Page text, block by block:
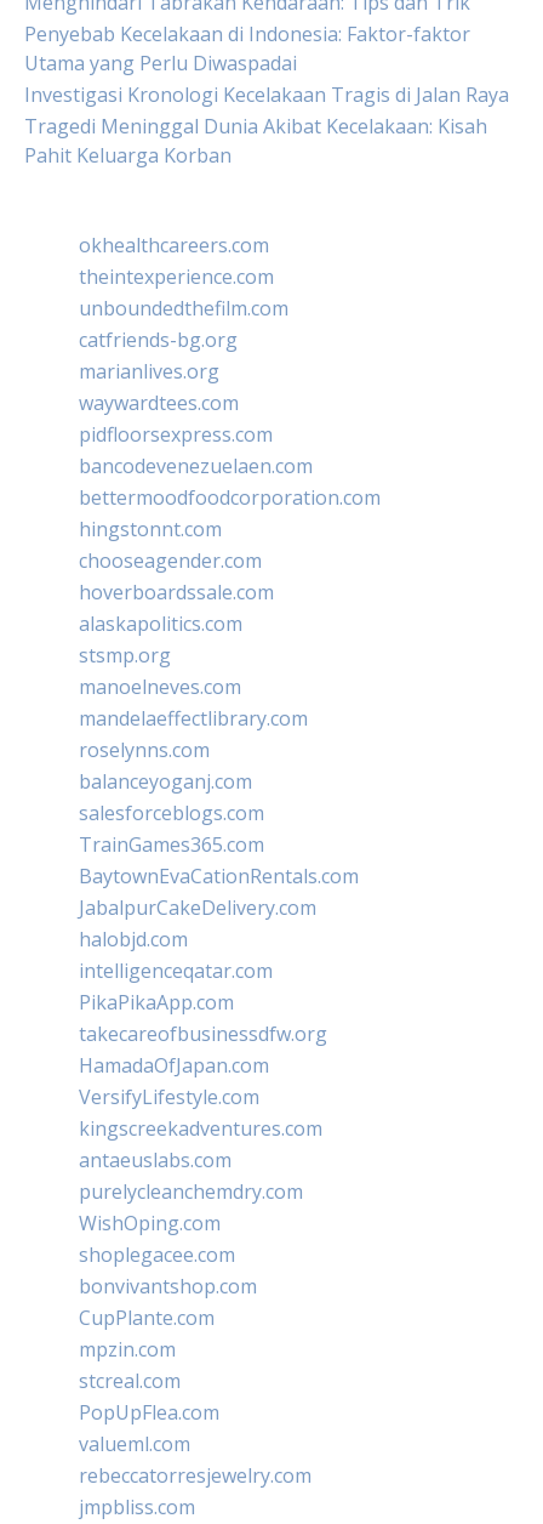
Penyebab Kecelakaan di Indonesia: Faktor-faktor
Utama yang Perlu Diwaspadai
Investigasi Kronologi Kecelakaan Tragis di Jalan Raya
Tragedi Meninggal Dunia Akibat Kecelakaan: Kisah
Pahit Keluarga Korban
okhealthcareers.com
theintexperience.com
unboundedthefilm.com
catfriends-bg.org
marianlives.org
waywardtees.com
pidfloorsexpress.com
bancodevenezuelaen.com
bettermoodfoodcorporation.com
hingstonnt.com
chooseagender.com
hoverboardssale.com
alaskapolitics.com
stsmp.org
manoelneves.com
mandelaeffectlibrary.com
roselynns.com
balanceyoganj.com
salesforceblogs.com
TrainGames365.com
BaytownEvaCationRentals.com
JabalpurCakeDelivery.com
halobjd.com
intelligenceqatar.com
PikaPikaApp.com
takecareofbusinessdfw.org
HamadaOfJapan.com
VersifyLifestyle.com
kingscreekadventures.com
antaeuslabs.com
purelycleanchemdry.com
WishOping.com
shoplegacee.com
bonvivantshop.com
CupPlante.com
mpzin.com
stcreal.com
PopUpFlea.com
valueml.com
rebeccatorresjewelry.com
jmpbliss.com